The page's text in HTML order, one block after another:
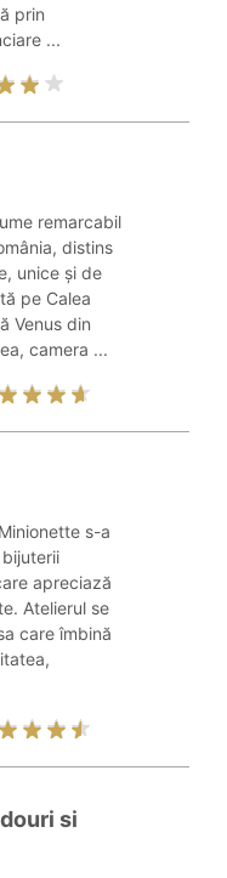
prin
...
remarcabil
distins
unice și de
pe Calea
Venus din
camera ...
s-a
apreciază
Atelierul se
care îmbină
si